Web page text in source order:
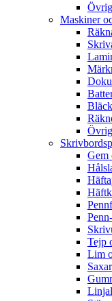
Maskiner
Gem
Tejp
Lim